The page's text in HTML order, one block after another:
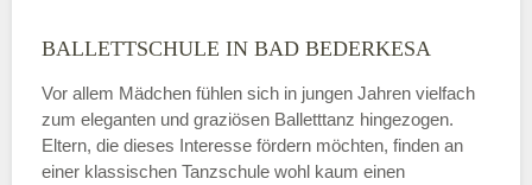
—
ÖFFNUNGSZEITEN HINZUFÜGEN
Freitag
BALLETTSCHULE IN BAD BEDERKESA
Vor allem Mädchen fühlen sich in jungen Jahren vielfach
zum eleganten und graziösen Balletttanz hingezogen.
Eltern, die dieses Interesse fördern möchten, finden an
einer klassischen Tanzschule wohl kaum einen